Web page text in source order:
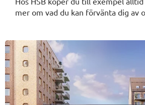
mer om vad du kan förvänta dig av